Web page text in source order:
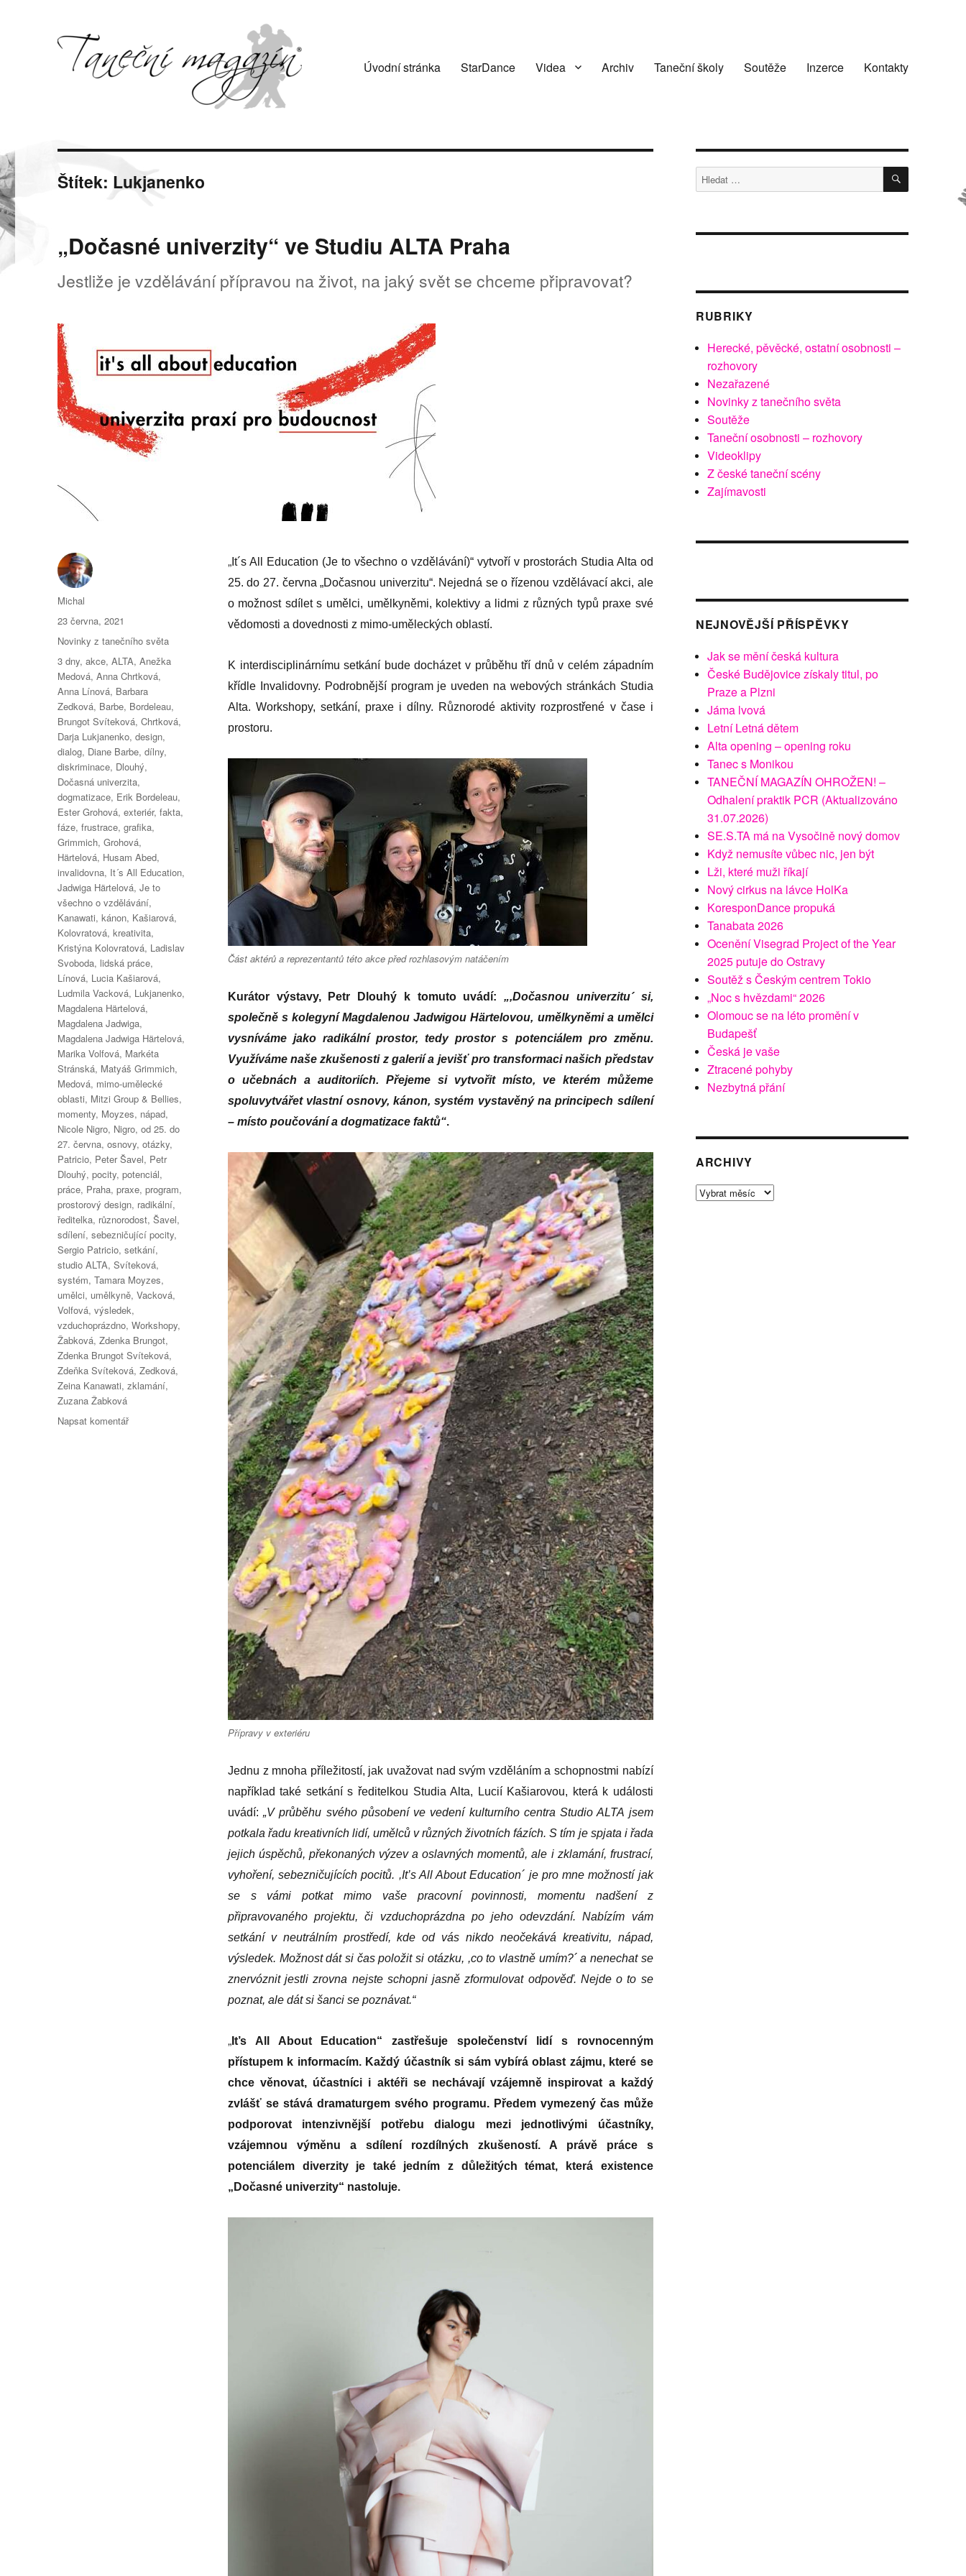
Úvodní stránka StarDance Videa Archiv Taneční školy Soutěže Inzerce Kontakty
Štítek: Lukjanenko
„Dočasné univerzity“ ve Studiu ALTA Praha
Jestliže je vzdělávání přípravou na život, na jaký svět se chceme připravovat?
„It´s All Education (Je to všechno o vzdělávání)“ vytvoří v prostorách Studia Alta od
25. do 27. června „Dočasnou univerzitu“. Nejedná se o řízenou vzdělávací akci, ale
o možnost sdílet s umělci, umělkyněmi, kolektivy a lidmi z různých typů praxe své
vědomosti a dovednosti z mimo-uměleckých oblastí.
K interdisciplinárnímu setkání bude docházet v průběhu tří dnů v celém západním
křídle Invalidovny. Podrobnější program je uveden na webových stránkách Studia
Alta. Workshopy, setkání, praxe i dílny. Různorodé aktivity rozprostřené v čase i
prostoru.
Část aktérů a reprezentantů této akce před rozhlasovým natáčením
Kurátor výstavy, Petr Dlouhý k tomuto uvádí:„,Dočasnou univerzitu´ si,
společně s kolegyní Magdalenou Jadwigou Härtelovou, umělkyněmi a umělci
vysníváme jako radikální prostor, tedy prostor s potenciálem pro změnu.
Využíváme naše zkušenosti z galerií a jevišť pro transformaci našich představ
o učebnách a auditoriích. Přejeme si vytvořit místo, ve kterém můžeme
spoluvytvářet vlastní osnovy, kánon, systém vystavěný na principech sdílení
– místo poučování a dogmatizace faktů“.
Přípravy v exteriéru
Jednu z mnoha příležitostí, jak uvažovat nad svým vzděláním a schopnostmi nabízí
například také setkání s ředitelkou Studia Alta, Lucií Kašiarovou, která k události
uvádí:„V průběhu svého působení ve vedení kulturního centra Studio ALTA jsem
potkala řadu kreativních lidí, umělců v různých životních fázích. S tím je spjata i řada
jejich úspěchů, překonaných výzev a oslavných momentů, ale i zklamání, frustrací,
vyhoření, sebezničujících pocitů. ,It’s All About Education´ je pro mne možností jak
se s vámi potkat mimo vaše pracovní povinnosti, momentu nadšení z
připravovaného projektu, či vzduchoprázdna po jeho odevzdání. Nabízím vám
setkání v neutrálním prostředí, kde od vás nikdo neočekává kreativitu, nápad,
výsledek. Možnost dát si čas položit si otázku, ,co to vlastně umím?´ a nenechat se
znervóznit jestli zrovna nejste schopni jasně zformulovat odpověď. Nejde o to se
poznat, ale dát si šanci se poznávat.“
„It’s All About Education“ zastřešuje společenství lidí s rovnocenným
přístupem k informacím. Každý účastník si sám vybírá oblast zájmu, které se
chce věnovat, účastníci i aktéři se nechávají vzájemně inspirovat a každý
zvlášť se stává dramaturgem svého programu. Předem vymezený čas může
podporovat intenzivnější potřebu dialogu mezi jednotlivými účastníky,
vzájemnou výměnu a sdílení rozdílných zkušeností. A právě práce s
potenciálem diverzity je také jedním z důležitých témat, která existence
„Dočasné univerzity“ nastoluje.
Autor:
Michal
Publikováno:
23 června, 2021
Rubriky:
Novinky z tanečního světa
Štítky:
3 dny,akce,ALTA,Anežka
Medová,Anna Chrtková,
Anna Línová, Barbara
Zedková, Barbe, Bordeleau,
Brungot Svíteková,Chrtková,
Darja Lukjanenko,design,
dialog, Diane Barbe,dílny,
diskriminace, Dlouhý,
Dočasná univerzita,
dogmatizace, Erik Bordeleau,
Ester Grohová,exteriér,fakta,
fáze,frustrace,grafika,
Grimmich,Grohová,
Härtelová, Husam Abed,
invalidovna, It´s All Education,
Jadwiga Härtelová,Je to
všechno o vzdělávání,
Kanawati,kánon, Kašiarová,
Kolovratová,kreativita,
Kristýna Kolovratová, Ladislav
Svoboda, lidská práce,
Línová, Lucia Kašiarová,
Ludmila Vacková, Lukjanenko,
Magdalena Härtelová,
Magdalena Jadwiga,
Magdalena Jadwiga Härtelová,
Marika Volfová, Markéta
Stránská, Matyáš Grimmich,
Medová, mimo-umělecké
oblasti, Mitzi Group & Bellies,
momenty, Moyzes, nápad,
Nicole Nigro, Nigro,od 25. do
27. června,osnovy,otázky,
Patricio, Peter Šavel, Petr
Dlouhý,pocity,potenciál,
práce, Praha,praxe,program,
prostorový design, radikální,
ředitelka, různorodost,Šavel,
sdílení,sebezničující pocity,
Sergio Patricio,setkání,
studio ALTA,Svíteková,
systém,Tamara Moyzes,
umělci, umělkyně,Vacková,
Volfová,výsledek,
vzduchoprázdno,Workshopy,
Žabková,Zdenka Brungot,
Zdenka Brungot Svíteková,
Zdeňka Svíteková,Zedková,
Zeina Kanawati,zklamání,
Zuzana Žabková
Napsat komentářpro
Hledat: HLEDÁNÍ
RUBRIKY
Herecké, pěvěcké, ostatní osobnosti –
rozhovory
Nezařazené
Novinky z tanečního světa
Soutěže
Taneční osobnosti – rozhovory
Videoklipy
Z české taneční scény
Zajímavosti
NEJNOVĚJŠÍ PŘÍSPĚVKY
Jak se mění česká kultura
České Budějovice získaly titul, po
Praze a Plzni
Jáma lvová
Letní Letná dětem
Alta opening – opening roku
Tanec s Monikou
TANEČNÍ MAGAZÍN OHROŽEN! –
Odhalení praktik PCR (Aktualizováno
31.07.2026)
SE.S.TA má na Vysočině nový domov
Když nemusíte vůbec nic, jen být
Lži, které muži říkají
Nový cirkus na lávce HolKa
KoresponDance propuká
Tanabata 2026
Ocenění Visegrad Project of the Year
2025 putuje do Ostravy
Soutěž s Českým centrem Tokio
„Noc s hvězdami“ 2026
Olomouc se na léto promění v
Budapešť
Česká je vaše
Ztracené pohyby
Nezbytná přání
ARCHIVY
Archivy